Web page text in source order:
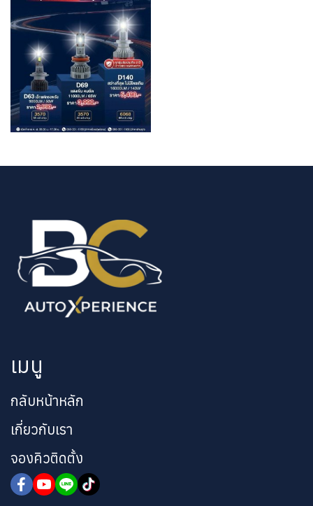
เมนู
กลับหน้าหลัก
เกี่ยวกับเรา
จองคิวติดตั้ง